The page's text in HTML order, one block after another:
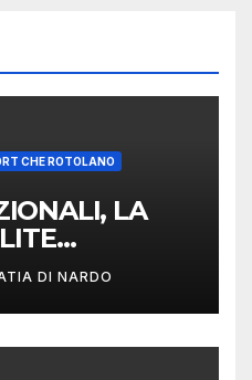
CHE ROTOLANO
LA
AL
A
DI NARDO